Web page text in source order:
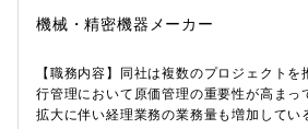
月：1986年10月1日 資本金：3,000万円 本
(2025年10月時点)
機械・精密機器メーカー
【職務内容】同社は複数のプロジェクト
行管理において原価管理の重要性が高まっ
拡大に伴い経理業務の業務量も増加してい